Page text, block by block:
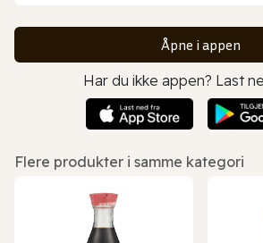
Åpne i appen
Har du ikke appen? Last
Flere produkter i samme kategori